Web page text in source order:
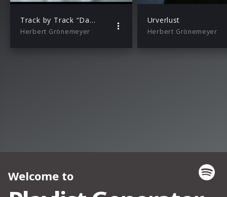
Track by Track “Das ist los”
Herbert Grönemeyer
Urverlust
Herbert Grönemeyer